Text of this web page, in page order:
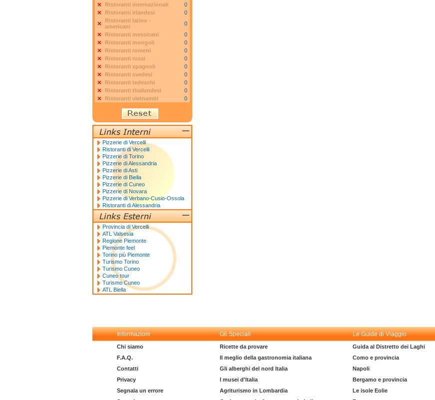
Ristoranti internazionali
0
Ristoranti irlandesi
0
Ristoranti latino -
americani
0
Ristoranti messicani
0
Ristoranti mongoli
0
Ristoranti romeni
0
Ristoranti russi
0
Ristoranti spagnoli
0
Ristoranti svedesi
0
Ristoranti tedeschi
0
Ristoranti thailandesi
0
Ristoranti vietnamiti
0
Pizzerie di Vercelli
Ristoranti di Vercelli
Pizzerie di Torino
Pizzerie di Alessandria
Pizzerie di Asti
Pizzerie di Biella
Pizzerie di Cuneo
Pizzerie di Novara
Pizzerie di Verbano-Cusio-Ossola
Ristoranti di Alessandria
Provincia di Vercelli
ATL Valsesia
Regione Piemonte
Piemonte feel
Torino più Piemonte
Turismo Torino
Turismo Cuneo
Cuneo tour
Turismo Cuneo
ATL Biella
Informazioni Gli Speciali Le Guide di Viaggio
Chi siamo
F.A.Q.
Contatti
Privacy
Segnala un errore
Ricette da provare
Il meglio della gastronomia italiana
Gli alberghi del nord Italia
I musei d'Italia
Agriturismo in Lombardia
Guida al Distretto dei Laghi
Como e provincia
Napoli
Bergamo e provincia
Le isole Eolie